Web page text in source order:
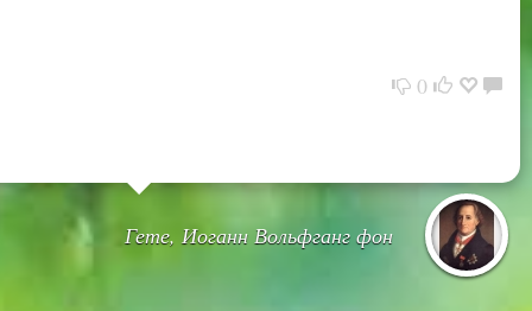
0
Гете, Иоганн Вольфганг фон